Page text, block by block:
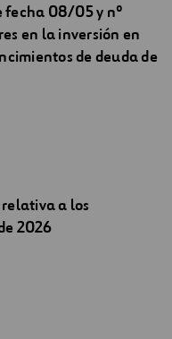
fecha 08/05 y nº
en la inversión en
de deuda de
a los
2026